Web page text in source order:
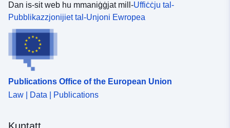
Dan is-sit web hu mmaniġġjat mill-Uffiċċju tal-
Pubblikazzjonijiet tal-Unjoni Ewropea
Publications Office of the European Union
Law | Data | Publications